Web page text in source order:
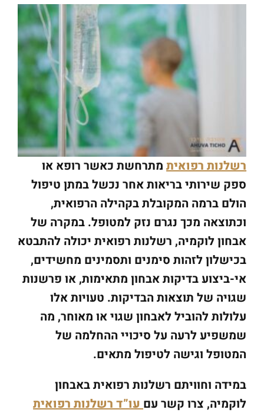
רשלנות רפואיתמתרחשת כאשר רופא או
ספק שירותי בריאות אחר נכשל במתן טיפול
הולם ברמה המקובלת בקהילה הרפואית,
וכתוצאה מכך נגרם נזק למטופל. במקרה של
אבחון לוקמיה, רשלנות רפואית יכולה להתבטא
בכישלון לזהות סימנים ותסמינים מחשידים,
אי-ביצוע בדיקות אבחון מתאימות, או פרשנות
שגויה של תוצאות הבדיקות. טעויות אלו
עלולות להוביל לאבחון שגוי או מאוחר, מה
שמשפיע לרעה על סיכויי ההחלמה של
המטופל וגישה לטיפול מתאים.
במידה וחוויתם רשלנות רפואית באבחון
לוקמיה, צרו קשר עם עו”ד רשלנות רפואית